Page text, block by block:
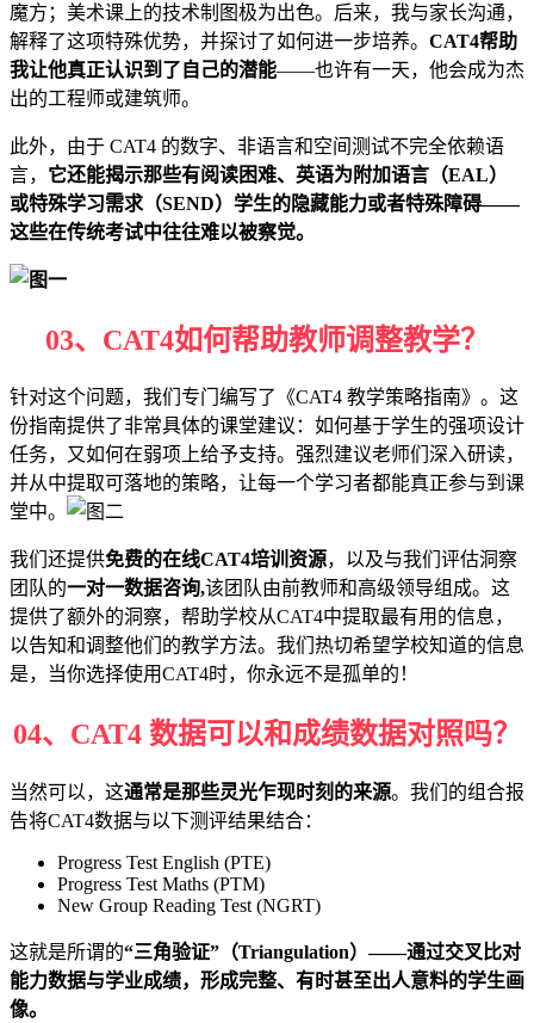
魔方；美术课上的技术制图极为出色。后来，我与家长沟通，
解释了这项特殊优势，并探讨了如何进一步培养。 CAT4帮助
我让他真正认识到了自己的潜能——也许有一天，他会成为杰
出的工程师或建筑师。
此外，由于 CAT4 的数字、非语言和空间测试不完全依赖语
言， 它还能揭示那些有阅读困难、英语为附加语言（EAL）
或特殊学习需求（SEND）学生的隐藏能力或者特殊障碍——
这些在传统考试中往往难以被察觉。
03、 CAT4如何帮助教师调整教学？
针对这个问题，我们专门编写了《CAT4 教学策略指南》。这
份指南提供了非常具体的课堂建议：如何基于学生的强项设计
任务，又如何在弱项上给予支持。强烈建议老师们深入研读，
并从中提取可落地的策略，让每一个学习者都能真正参与到课
堂中。
我们还提供免费的在线CAT4培训资源，以及与我们评估洞察
团队的一对一数据咨询,该团队由前教师和高级领导组成。这
提供了额外的洞察，帮助学校从CAT4中提取最有用的信息，
以告知和调整他们的教学方法。我们热切希望学校知道的信息
是，当你选择使用CAT4时，你永远不是孤单的！
04、 CAT4 数据可以和成绩数据对照吗？
当然可以，这通常是那些灵光乍现时刻的来源。我们的组合报
告将CAT4数据与以下测评结果结合：
Progress Test English (PTE)
Progress Test Maths (PTM)
New Group Reading Test (NGRT)
这就是所谓的“三角验证”（Triangulation）——通过交叉比对
能力数据与学业成绩，形成完整、有时甚至出人意料的学生画
像。